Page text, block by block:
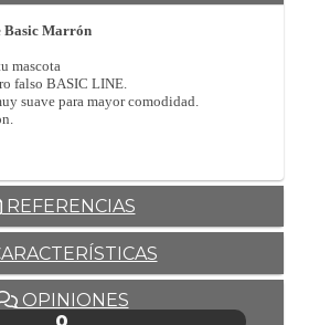
Basic Marrón
mascota
falso BASIC LINE.
suave para mayor comodidad.
REFERENCIAS
OPINIONES